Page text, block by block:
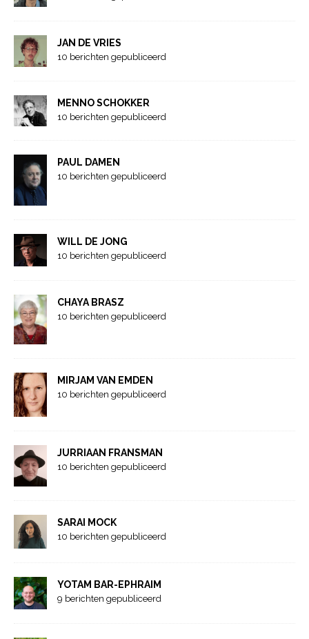
JAN DE VRIES
10 berichten gepubliceerd
MENNO SCHOKKER
10 berichten gepubliceerd
PAUL DAMEN
10 berichten gepubliceerd
WILL DE JONG
10 berichten gepubliceerd
CHAYA BRASZ
10 berichten gepubliceerd
MIRJAM VAN EMDEN
10 berichten gepubliceerd
JURRIAAN FRANSMAN
10 berichten gepubliceerd
SARAI MOCK
10 berichten gepubliceerd
YOTAM BAR-EPHRAIM
9 berichten gepubliceerd